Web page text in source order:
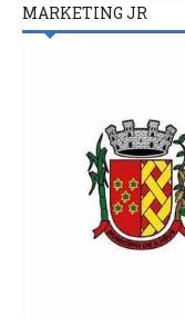
MARKETING JR